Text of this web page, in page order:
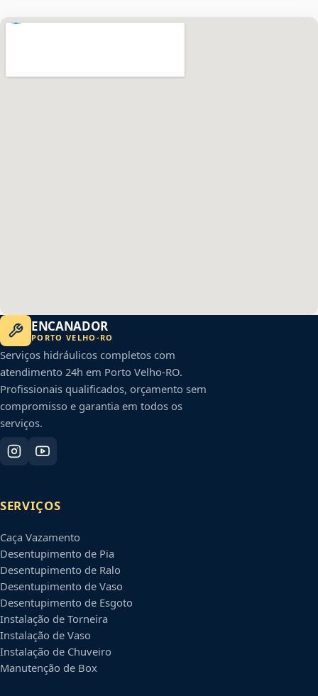
ENCANADOR
PORTO VELHO -RO
Serviços hidráulicos completos com
atendimento 24h em Porto Velho-RO.
Profissionais qualificados, orçamento sem
compromisso e garantia em todos os
serviços.
SERVIÇOS
Caça Vazamento
Desentupimento de Pia
Desentupimento de Ralo
Desentupimento de Vaso
Desentupimento de Esgoto
Instalação de Torneira
Instalação de Vaso
Instalação de Chuveiro
Manutenção de Box